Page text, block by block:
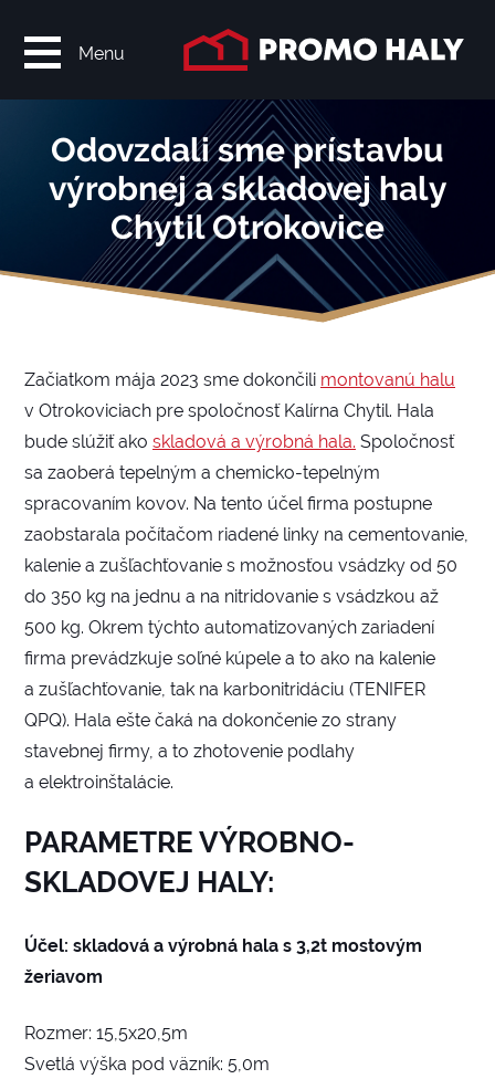
Odovzdali sme prístavbu
výrobnej a skladovej haly
Chytil Otrokovice
Začiatkom mája 2023 sme dokončili montovanú halu
v Otrokoviciach pre spoločnosť Kalírna Chytil. Hala
bude slúžiť ako skladová a výrobná hala. Spoločnosť
sa zaoberá tepelným a chemicko-tepelným
spracovaním kovov. Na tento účel firma postupne
zaobstarala počítačom riadené linky na cementovanie,
kalenie a zušľachťovanie s možnosťou vsádzky od 50
do 350 kg na jednu a na nitridovanie s vsádzkou až
500 kg. Okrem týchto automatizovaných zariadení
firma prevádzkuje soľné kúpele a to ako na kalenie
a zušľachťovanie, tak na karbonitridáciu (TENIFER
QPQ). Hala ešte čaká na dokončenie zo strany
stavebnej firmy, a to zhotovenie podlahy
a elektroinštalácie.
PARAMETRE VÝROBNO-
SKLADOVEJ HALY:
Účel: skladová a výrobná hala s 3,2t mostovým
žeriavom
Rozmer: 15,5x20,5m
Svetlá výška pod väzník: 5,0m
Menu